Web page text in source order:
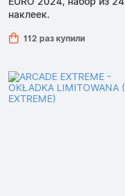
наклеек.
112 раз купили